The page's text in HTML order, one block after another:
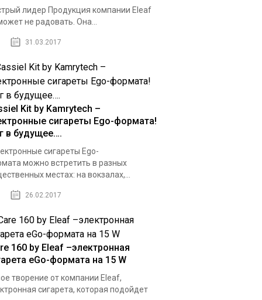
лидер Продукция компании Eleaf
не радовать. Она...
31.03.2017
Kit by Kamrytech –
сигареты Ego-формата!
в будущее….
сигареты Ego-
можно встретить в разных
местах: на вокзалах,...
26.02.2017
160 by Eleaf –электронная
eGo-формата на 15 W
творение от компании Eleaf,
сигарета, которая подойдет